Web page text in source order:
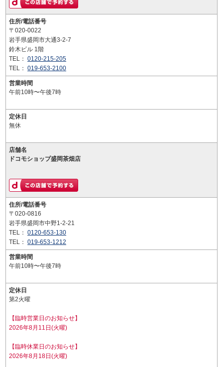
住所/電話番号
〒020-0022
岩手県盛岡市大通3-2-7
鈴木ビル 1階
TEL： 0120-215-205
TEL： 019-653-2100
営業時間
午前10時〜午後7時
定休日
無休
店舗名
ドコモショップ盛岡茶畑店
住所/電話番号
〒020-0816
岩手県盛岡市中野1-2-21
TEL： 0120-653-130
TEL： 019-653-1212
営業時間
午前10時〜午後7時
定休日
第2火曜
【臨時営業日のお知らせ】
2026年8月11日(火曜)
【臨時休業日のお知らせ】
2026年8月18日(火曜)